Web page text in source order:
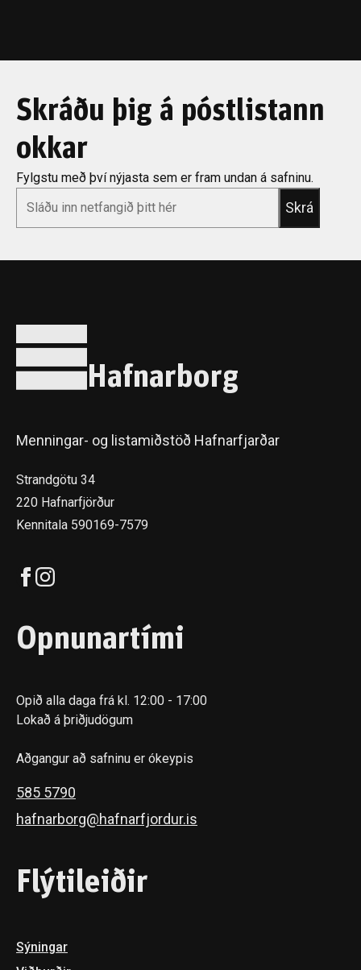
Skráðu þig á póstlistann
okkar
Fylgstu með því nýjasta sem er fram undan á safninu.
Hafnarborg
Menningar- og listamiðstöð Hafnarfjarðar
Strandgötu 34
220 Hafnarfjörður
Kennitala 590169-7579
Opnunartími
Opið alla daga frá kl. 12:00 - 17:00
Lokað á þriðjudögum
Aðgangur að safninu er ókeypis
585 5790
hafnarborg@hafnarfjordur.is
Flýtileiðir
Sýningar